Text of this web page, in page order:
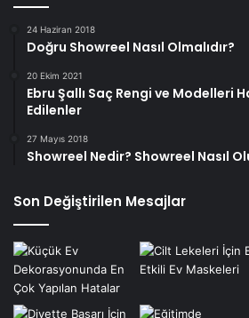
24 Haziran 2018
Doğru Showreel Nasıl Olmalıdır?
20 Ekim 2021
Ebru Şallı Saç Rengi ve Modelleri
Edilenler
27 Mayıs 2018
Showreel Nedir? Showreel Nasıl
Son Değiştirilen Mesajlar